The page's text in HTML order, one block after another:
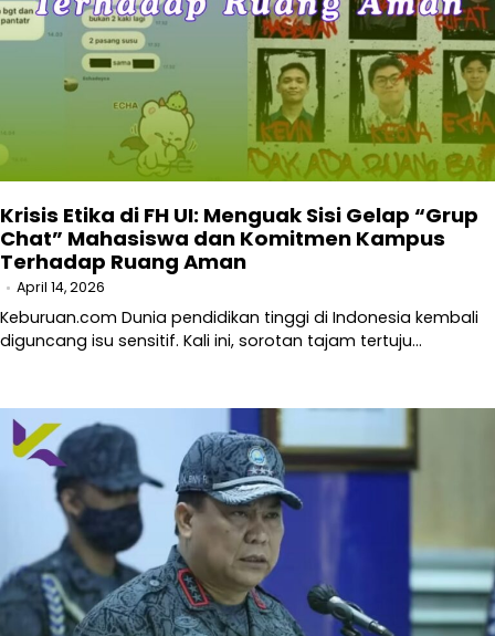
Krisis Etika di FH UI: Menguak Sisi Gelap “Grup
Chat” Mahasiswa dan Komitmen Kampus
Terhadap Ruang Aman
April 14, 2026
Keburuan.com Dunia pendidikan tinggi di Indonesia kembali
diguncang isu sensitif. Kali ini, sorotan tajam tertuju…